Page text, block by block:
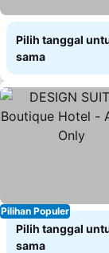
Pilih tanggal
sama
Pilihan Populer
Pilih tanggal
sama